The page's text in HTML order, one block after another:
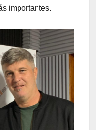
importantes.